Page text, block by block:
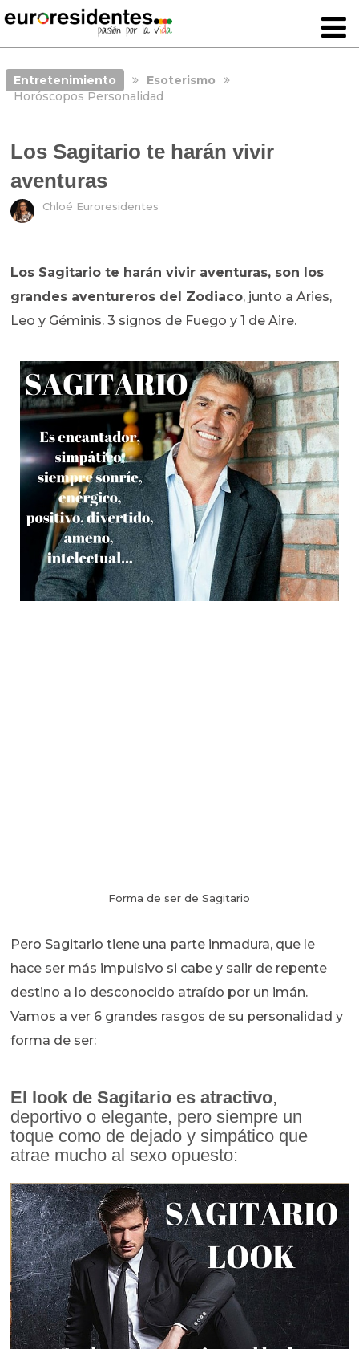
Entretenimiento
Esoterismo
Horóscopos Personalidad
Los Sagitario te harán vivir
aventuras
Chloé Euroresidentes
Los Sagitario te harán vivir aventuras, son los
grandes aventureros del Zodiaco, junto a Aries,
Leo y Géminis. 3 signos de Fuego y 1 de Aire.
Forma de ser de Sagitario
Pero Sagitario tiene una parte inmadura, que le
hace ser más impulsivo si cabe y salir de repente
destino a lo desconocido atraído por un imán.
Vamos a ver 6 grandes rasgos de su personalidad y
forma de ser:
El look de Sagitario es atractivo,
deportivo o elegante, pero siempre un
toque como de dejado y simpático que
atrae mucho al sexo opuesto: